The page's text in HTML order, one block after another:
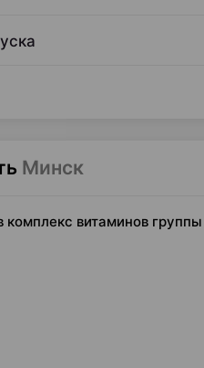
Минск
комплекс витаминов